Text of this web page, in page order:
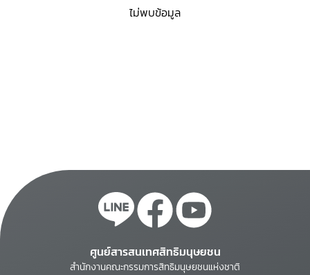
ไม่พบข้อมูล
ศูนย์สารสนเทศสิทธิมนุษยชน
สำนักงานคณะกรรมการสิทธิมนุษยชนแห่งชาติ